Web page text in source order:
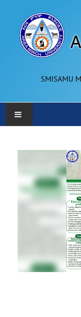
SMISAMU
ADMINISTRATION
OFFICES
REGISTRAR